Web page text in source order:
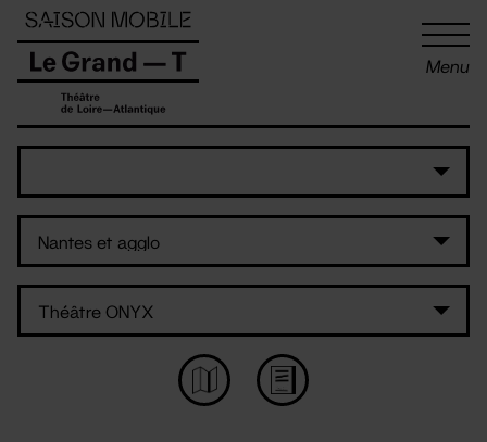
Menu
Panneau de gestion des cookies